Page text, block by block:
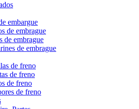
embargue
de embrague
de embrague
de embrague
de freno
de freno
de freno
de freno